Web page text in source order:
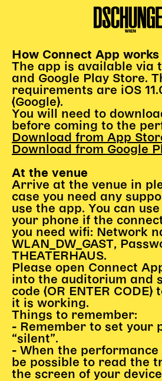
PROGRAMM
Spielplan
Vorstellungen
Festivals
Wild & Schön Festival
Gastspiele
Extras
Available for Touring
Archiv
MITSPIELEN
Macht Wahn Sinn
Kinder Kunst
Workshops
Abenteuernacht
Kinder-Redaktion
Junge Kunst
Next Generation
How Connect App works
The app is available via
and Google Play Store.
requirements are iOS
(Google).
You will need to
before coming to the
Download from App
Download from Google
At the venue
Arrive at the venue in
case you need any
use the app. You can
your phone if the
you need wifi: Network
WLAN_DW_GAST,
THEATERHAUS.
Please open Connect
into the auditorium and
code (OR ENTER
it is working.
Things to remember:
- Remember to set your
“silent”.
- When the performance
be possible to read the
the screen of your